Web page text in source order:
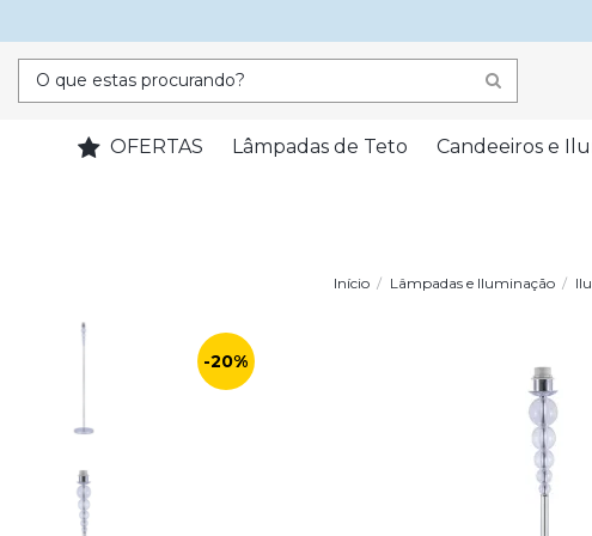
OFERTAS Lâmpadas de Teto Candeeiros e
Início Lâmpadas e Iluminação
-20%